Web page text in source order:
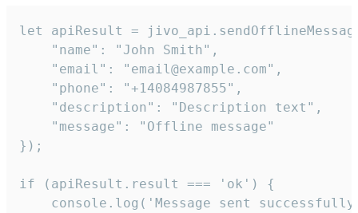
let apiResult =
    "name": "John Smith",
    "email": "email@example.com",
    "phone": "+14084987855",
    "description": "Description text",
    "message": "Offline message"
});
if (apiResult.result === 'ok') {
console.log('Message sent